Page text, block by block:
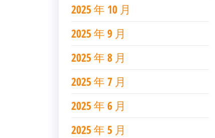
2025 年 10 月
2025 年 9 月
2025 年 8 月
2025 年 7 月
2025 年 6 月
2025 年 5 月